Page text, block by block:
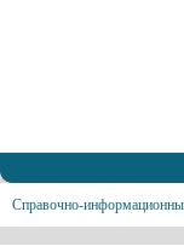
Справочно-